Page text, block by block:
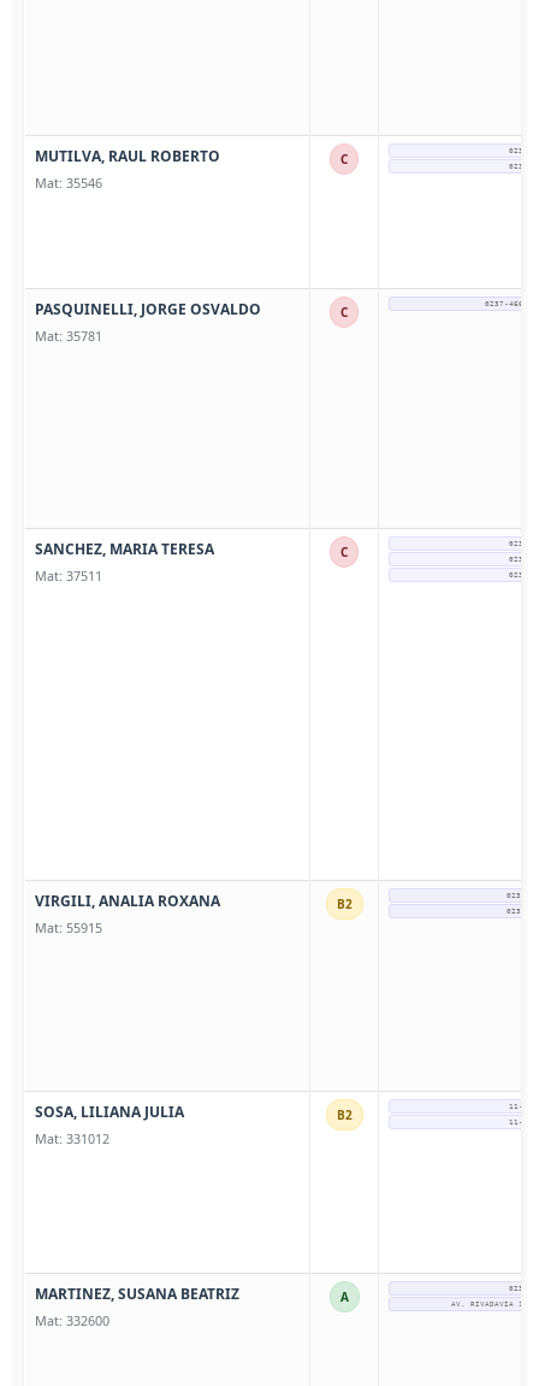
MUTILVA, RAUL ROBERTO
Mat: 35546
C 0237-
0237-
PASQUINELLI, JORGE OSVALDO
Mat: 35781
C 0237-
SANCHEZ, MARIA TERESA
Mat: 37511
C 0237-
0237-
0237-
VIRGILI, ANALIA ROXANA
Mat: 55915
B2 0237-
0237-
SOSA, LILIANA JULIA
Mat: 331012
B2 11-
11-
MARTINEZ, SUSANA BEATRIZ
Mat: 332600
A 0237-
AV. RIVADAVIA